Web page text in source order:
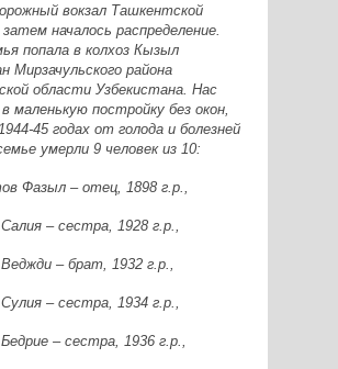
вокзал Ташкентской
началось распределение.
попала в колхоз Кызыл
Мирзачульского района
области Узбекистана. Нас
маленькую постройку без окон,
45 годах от голода и болезней
умерли 9 человек из 10:
Фазыл – отец, 1898 г.р.,
– сестра, 1928 г.р.,
– брат, 1932 г.р.,
– сестра, 1934 г.р.,
– сестра, 1936 г.р.,